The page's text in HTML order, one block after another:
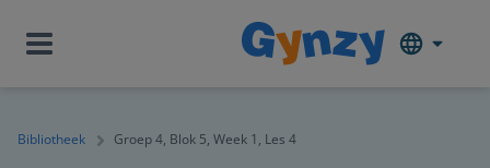
Bibliotheek Groep 4, Blok 5, Week 1, Les 4